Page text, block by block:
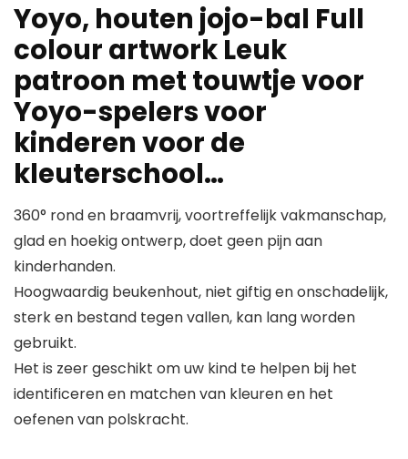
Yoyo, houten jojo-bal Full
colour artwork Leuk
patroon met touwtje voor
Yoyo-spelers voor
kinderen voor de
kleuterschool…
360° rond en braamvrij, voortreffelijk vakmanschap,
glad en hoekig ontwerp, doet geen pijn aan
kinderhanden.
Hoogwaardig beukenhout, niet giftig en onschadelijk,
sterk en bestand tegen vallen, kan lang worden
gebruikt.
Het is zeer geschikt om uw kind te helpen bij het
identificeren en matchen van kleuren en het
oefenen van polskracht.